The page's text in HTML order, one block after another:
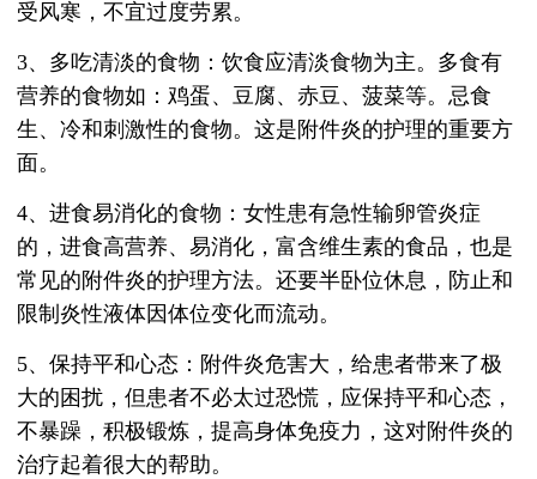
受风寒，不宜过度劳累。
3、多吃清淡的食物：饮食应清淡食物为主。多食有
营养的食物如：鸡蛋、豆腐、赤豆、菠菜等。忌食
生、冷和刺激性的食物。这是附件炎的护理的重要方
面。
4、进食易消化的食物：女性患有急性输卵管炎症
的，进食高营养、易消化，富含维生素的食品，也是
常见的附件炎的护理方法。还要半卧位休息，防止和
限制炎性液体因体位变化而流动。
5、保持平和心态：附件炎危害大，给患者带来了极
大的困扰，但患者不必太过恐慌，应保持平和心态，
不暴躁，积极锻炼，提高身体免疫力，这对附件炎的
治疗起着很大的帮助。